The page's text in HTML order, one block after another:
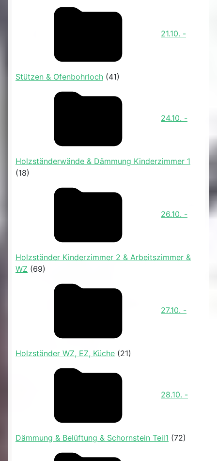
21.10. -
Stützen & Ofenbohrloch (41)
24.10. -
Holzständerwände & Dämmung Kinderzimmer 1
(18)
26.10. -
Holzständer Kinderzimmer 2 & Arbeitszimmer &
WZ (69)
27.10. -
Holzständer WZ, EZ, Küche (21)
28.10. -
Dämmung & Belüftung & Schornstein Teil1 (72)